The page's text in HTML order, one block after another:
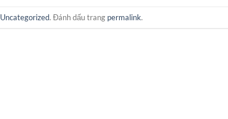
Uncategorized. Đánh dấu trang permalink.